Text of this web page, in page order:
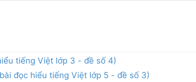
tiếng Việt lớp 3 - đề số 4)
đọc hiểu tiếng Việt lớp 5 - đề số 3)